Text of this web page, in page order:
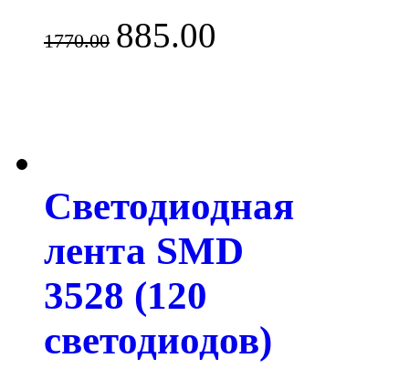
1770.00 885.00
Светодиодная
лента SMD
3528 (120
светодиодов)